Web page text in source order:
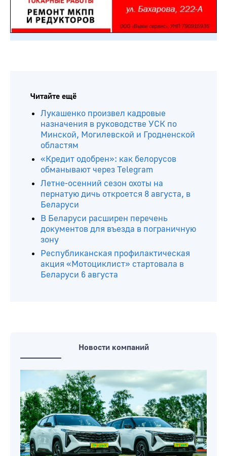
Читайте ещё
Лукашенко произвел кадровые
назначения в руководстве УСК по
Минской, Могилевской и Гродненской
областям
«Кредит одобрен»: как белорусов
обманывают через Telegram
Летне-осенний сезон охоты на
пернатую дичь откроется 8 августа, в
Беларуси
В Беларуси расширен перечень
документов для въезда в пограничную
зону
Республиканская профилактическая
акция «Мотоциклист» стартовала в
Беларуси 6 августа
Новости компаний